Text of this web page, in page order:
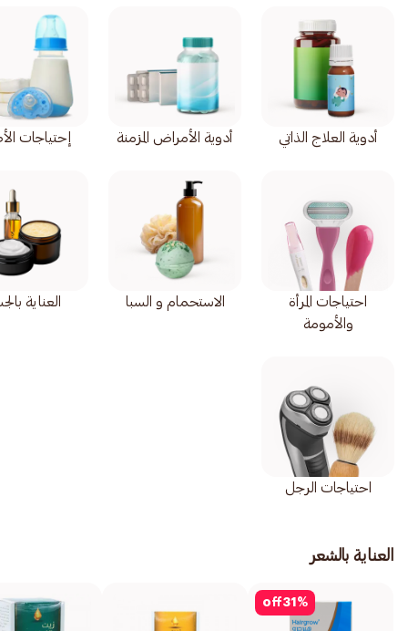
أدوية العلاج الذاتي أدوية الأمراض المزمنة إحتياجات
احتياجات المرأة
والأمومة
الاستحمام و السبا العناية
احتياجات الرجل
العناية بالشعر
31 %
off